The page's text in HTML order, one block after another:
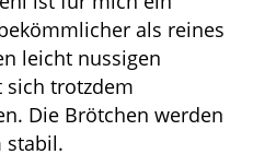
als reines
leicht nussigen
sich trotzdem
Die Brötchen werden
stabil.